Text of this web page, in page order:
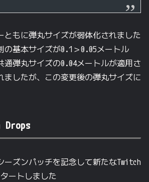
ともに弾丸サイズが弱体化されました
の基本サイズが0.1＞0.05メートル
通弾丸サイズの0.04メートルが適用さ
ましたが、この変更後の弾丸サイズに
Drops
ーズンパッチを記念して新たなTwitch
ートしました